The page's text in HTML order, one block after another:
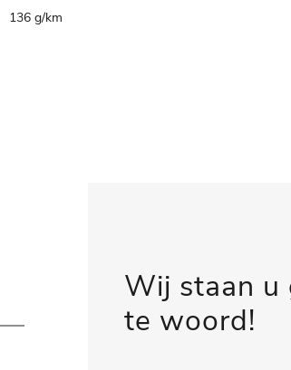
136 g/km
Wij staan u
te woord!